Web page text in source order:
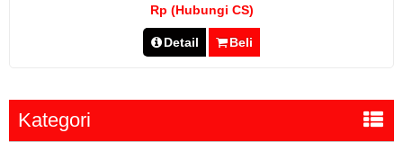
Rp (Hubungi CS)
Detail Beli
Kategori